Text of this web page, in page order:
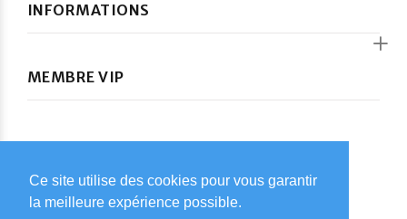
Ce site utilise des cookies pour vous garantir
la meilleure expérience possible.
Ce site utilise des cookies pour vous garantir
la meilleure expérience possible.
INFORMATIONS
MEMBRE VIP
© Car-Kids 2024. Tous droits réservés